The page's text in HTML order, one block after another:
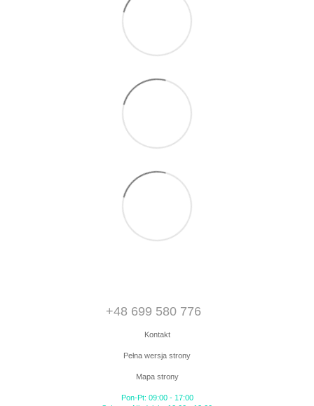
+48 699 580 776
Kontakt
Pełna wersja strony
Mapa strony
Pon-Pt: 09:00 - 17:00